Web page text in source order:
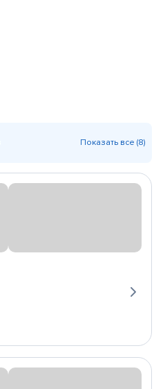
Показать все (8)